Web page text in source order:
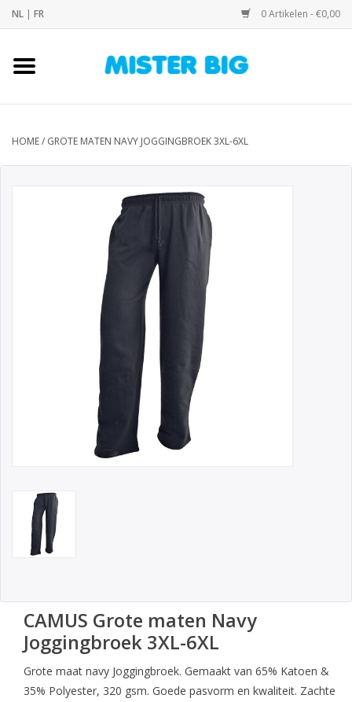
NL | FR 0 Artikelen - €0,00
Home
Onze Winkel
HOME/ GROTE MATEN NAVY JOGGINGBROEK 3XL-6XL
CAMUS Grote maten Navy
Joggingbroek 3XL-6XL
Grote maat navy Joggingbroek. Gemaakt van 65% Katoen &
35% Polyester, 320 gsm. Goede pasvorm en kwaliteit. Zachte